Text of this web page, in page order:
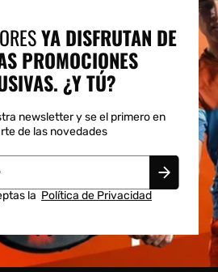
YA DISFRUTAN DE
PROMOCIONES
¿Y TÚ?
newsletter y se el primero en
de las novedades
la Política de Privacidad